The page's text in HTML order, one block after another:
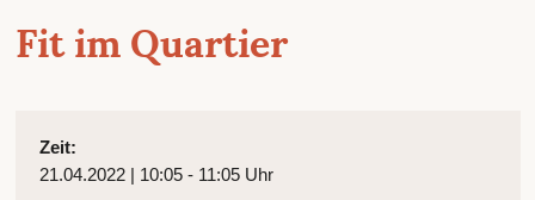
Fit im Quartier
Zeit:
21.04.2022 | 10:05 - 11:05 Uhr